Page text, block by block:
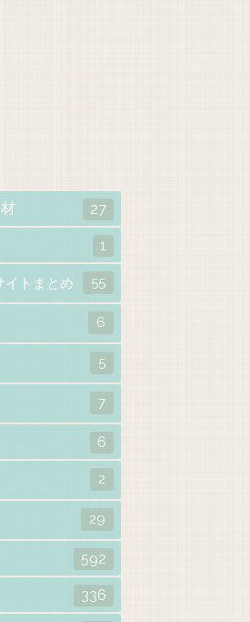
27
1
イトまとめ 55
6
5
7
6
2
29
592
336